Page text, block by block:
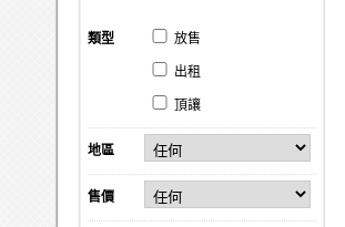
類型 放售
出租
頂讓
地區
售價